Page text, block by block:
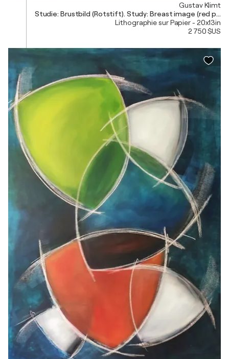
Gustav Klimt
Studie: Brustbild (Rotstift). Study: Breast image (red
Lithographie sur Papier - 20x13in
2 750 $US